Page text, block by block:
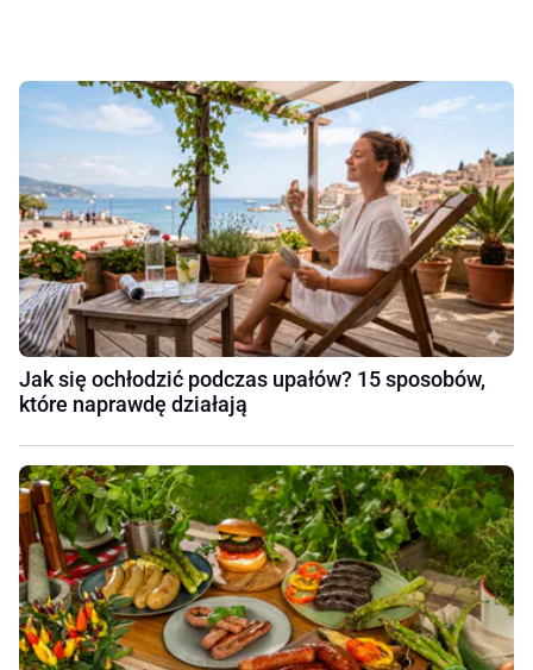
Jak się ochłodzić podczas upałów? 15 sposobów,
które naprawdę działają